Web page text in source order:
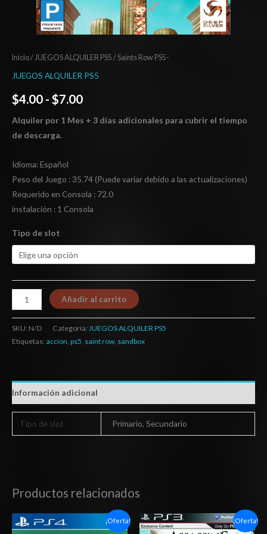
Inicio/ JUEGOS ALQUILER PS5 / Saints Row PS5-
JUEGOS ALQUILER PS5
$4.00 - $7.00
Alquiler por 1 Mes + 3 días adicionales para cubrir el tiempo
de descarga.
Idioma: Español
Peso del Juego : 35.74 (Puede variar debido a las actualizaciones)
Requerido en Consola : 72.0
instalación : 1 Consola
Tipo de slot
Añadir al carrito
SKU: N/D Categoría: JUEGOS ALQUILER PS5
Etiquetas: accion, ps5, saint row, sandbox
Información adicional
Tipo de slot Primario, Secundario
Productos relacionados
¡Oferta!
Rango
de
¡Oferta!
El
precio
El
precio